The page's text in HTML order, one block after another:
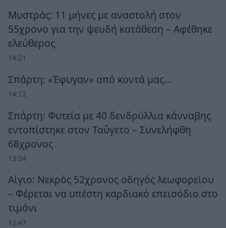
Μυστράς: 11 μήνες με αναστολή στον
55χρονο για την ψευδή κατάθεση – Αφέθηκε
ελεύθερος
14:21
Σπάρτη: «Έφυγαν» από κοντά μας…
14:12
Σπάρτη: Φυτεία με 40 δενδρύλλια κάνναβης
εντοπίστηκε στον Ταΰγετο – Συνελήφθη
68χρονος
13:04
Αίγιο: Νεκρός 52χρονος οδηγός λεωφορείου
– Φέρεται να υπέστη καρδιακό επεισόδιο στο
τιμόνι
12:47